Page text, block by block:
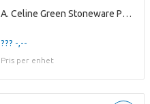
A. Celine Green Stoneware Pot ES10,5
??? -,--
Pris per enhet